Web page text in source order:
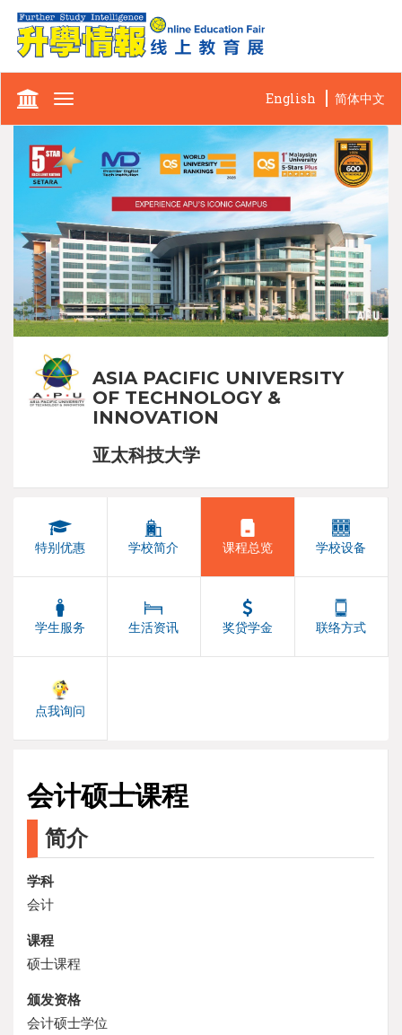
Toggle
English 简体中文
ASIA PACIFIC UNIVERSITY
OF TECHNOLOGY &
INNOVATION
亚太科技大学
特别优惠 学校简介 课程总览 学校设备
学生服务 生活资讯 奖贷学金 联络方式
点我询问
会计硕士课程
简介
学科
会计
课程
硕士课程
颁发资格
会计硕士学位